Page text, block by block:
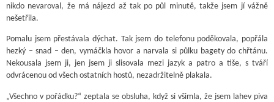
nikdo nevaroval, že má nájezd až tak po půl minutě, takže jsem jí vážně
nešetřila.
Pomalu jsem přestávala dýchat. Tak jsem do telefonu poděkovala, popřála
hezký – snad – den, vymáčkla hovor a narvala si půlku bagety do chřtánu.
Nekousala jsem ji, jen jsem ji slisovala mezi jazyk a patro a tiše, s tváří
odvrácenou od všech ostatních hostů, nezadržitelně plakala.
„Všechno v pořádku?“ zeptala se obsluha, když si všimla, že jsem lahev piva